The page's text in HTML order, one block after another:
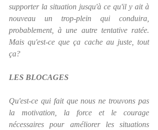
supporter la situation jusqu'à ce qu'il y ait à
nouveau un trop-plein qui conduira,
probablement, à une autre tentative ratée.
Mais qu'est-ce que ça cache au juste, tout
ça?
LES BLOCAGES
Qu'est-ce qui fait que nous ne trouvons pas
la motivation, la force et le courage
nécessaires pour améliorer les situations